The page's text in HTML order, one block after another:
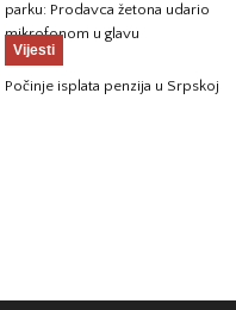
parku: Prodavca žetona udario
mikrofonom u glavu
Vijesti
Počinje isplata penzija u Srpskoj